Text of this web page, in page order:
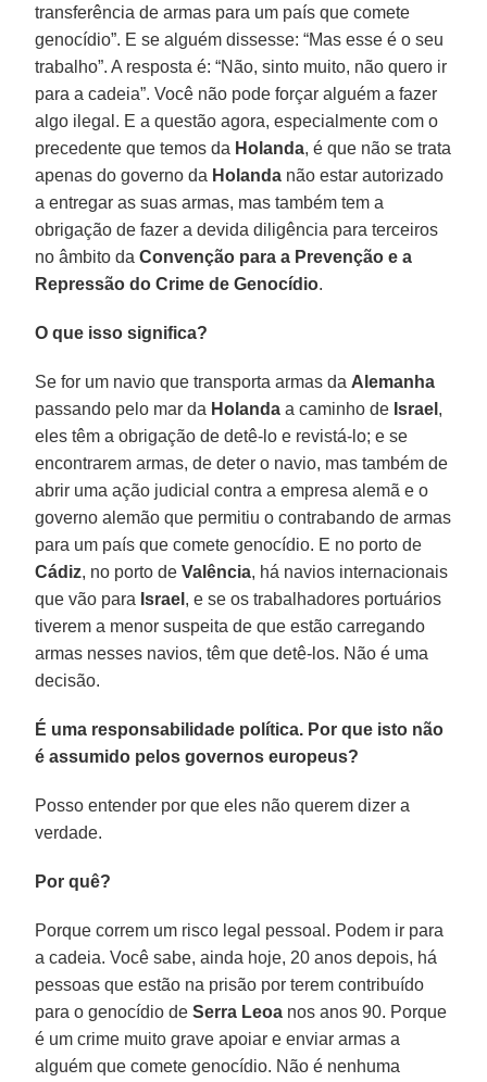
transferência de armas para um país que comete
genocídio”. E se alguém dissesse: “Mas esse é o seu
trabalho”. A resposta é: “Não, sinto muito, não quero ir
para a cadeia”. Você não pode forçar alguém a fazer
algo ilegal. E a questão agora, especialmente com o
precedente que temos da Holanda, é que não se trata
apenas do governo da Holanda não estar autorizado
a entregar as suas armas, mas também tem a
obrigação de fazer a devida diligência para terceiros
no âmbito daConvenção para a Prevenção e a
Repressão do Crime de Genocídio.
O que isso significa?
Se for um navio que transporta armas da Alemanha
passando pelo mar da Holanda a caminho de Israel ,
eles têm a obrigação de detê-lo e revistá-lo; e se
encontrarem armas, de deter o navio, mas também de
abrir uma ação judicial contra a empresa alemã e o
governo alemão que permitiu o contrabando de armas
para um país que comete genocídio. E no porto de
Cádiz, no porto deValência, há navios internacionais
que vão para Israel , e se os trabalhadores portuários
tiverem a menor suspeita de que estão carregando
armas nesses navios, têm que detê-los. Não é uma
decisão.
É uma responsabilidade política. Por que isto não
é assumido pelos governos europeus?
Posso entender por que eles não querem dizer a
verdade.
Por quê?
Porque correm um risco legal pessoal. Podem ir para
a cadeia. Você sabe, ainda hoje, 20 anos depois, há
pessoas que estão na prisão por terem contribuído
para o genocídio deSerra Leoa nos anos 90. Porque
é um crime muito grave apoiar e enviar armas a
alguém que comete genocídio. Não é nenhuma